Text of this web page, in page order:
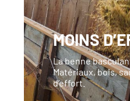
MOINS
La benne
Matériaux, bois,
d’effort.